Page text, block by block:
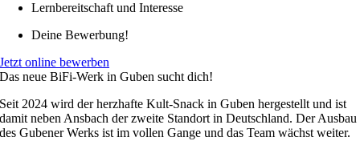
Lernbereitschaft und Interesse
Deine Bewerbung!
Jetzt online bewerben
Das neue BiFi-Werk in Guben sucht dich!
Seit 2024 wird der herzhafte Kult-Snack in Guben hergestellt und ist
damit neben Ansbach der zweite Standort in Deutschland. Der Ausbau
des Gubener Werks ist im vollen Gange und das Team wächst weiter.